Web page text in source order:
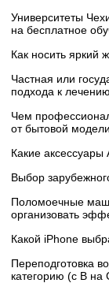
Университеты
на бесплатное
Как носить яркий
Частная или
подхода к
Чем
от бытовой
Какие
Выбор
Поломоечные
организовать
Какой iPhone
Переподготовка
категорию (с B на